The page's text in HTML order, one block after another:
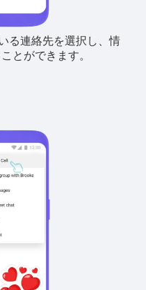
る連絡先を選択し、情
とができます。